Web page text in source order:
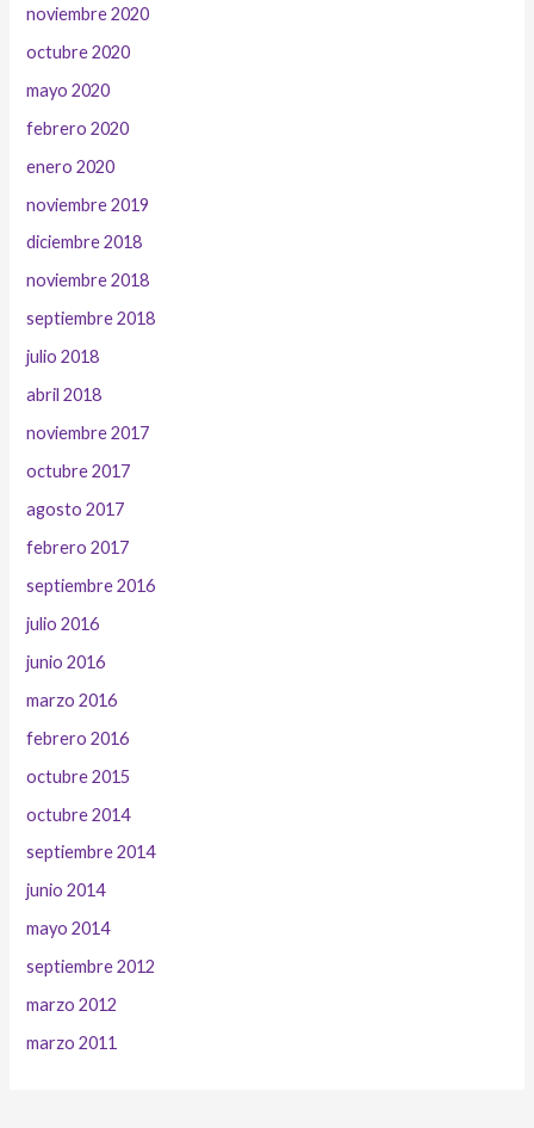
noviembre 2020
octubre 2020
mayo 2020
febrero 2020
enero 2020
noviembre 2019
diciembre 2018
noviembre 2018
septiembre 2018
julio 2018
abril 2018
noviembre 2017
octubre 2017
agosto 2017
febrero 2017
septiembre 2016
julio 2016
junio 2016
marzo 2016
febrero 2016
octubre 2015
octubre 2014
septiembre 2014
junio 2014
mayo 2014
septiembre 2012
marzo 2012
marzo 2011